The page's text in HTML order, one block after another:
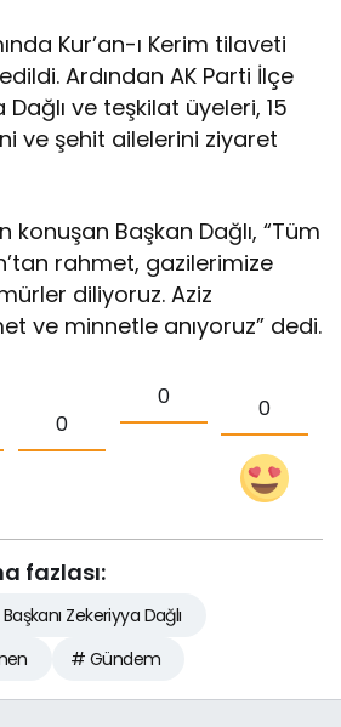
Kur’an-ı Kerim tilaveti
Ardından AK Parti İlçe
Dağlı ve teşkilat üyeleri, 15
ve şehit ailelerini ziyaret
konuşan Başkan Dağlı, “Tüm
rahmet, gazilerimize
diliyoruz. Aziz
ve minnetle anıyoruz” dedi.
0
0 0
fazlası:
Zekeriyya Dağlı
# Gündem